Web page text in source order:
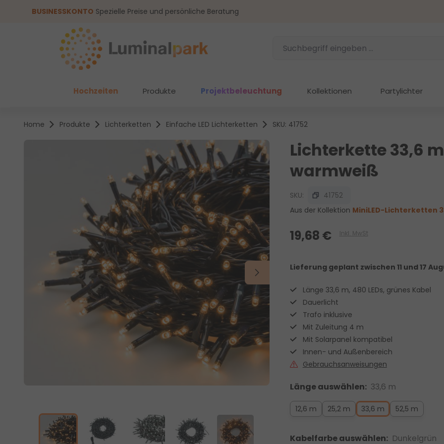
Hauptinhalt springen
Zur Suche springen
BUSINESSKONTO Spezielle Preise und persönliche Beratung
Hochzeiten Produkte Projektbeleuchtung Kollektionen Partylichter
Home Produkte Lichterketten Einfache LED Lichterketten SKU: 41752
Lichterkette 33,6
warmweiß
SKU:
41752
Aus der Kollektion MiniLED-Lichterketten
19,68 € Inkl. MwSt
Lieferung geplant zwischen 11 und 17
Länge 33,6 m, 480 LEDs, grünes Kabel
Dauerlicht
Trafo inklusive
Mit Zuleitung 4 m
Mit Solarpanel kompatibel
Innen- und Außenbereich
Gebrauchsanweisungen
Länge auswählen: 33,6 m
12,6 m 25,2 m 33,6 m 52,5 m
Kabelfarbe auswählen: Dunkelgrün